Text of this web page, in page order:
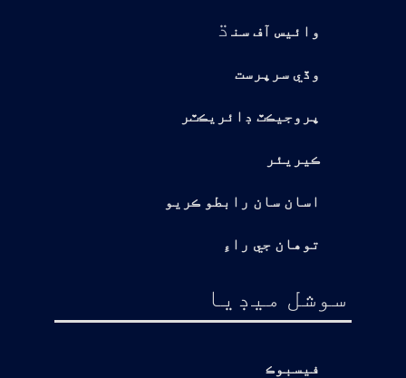
وائيس آف سن ڌ
وڏي سرپرست
پروجيڪٽ ڊائريڪٽر
ڪيريئر
اسان سان رابطو ڪريو
توهان جي راءِ
سوشل ميڊيا
فيسبوڪ